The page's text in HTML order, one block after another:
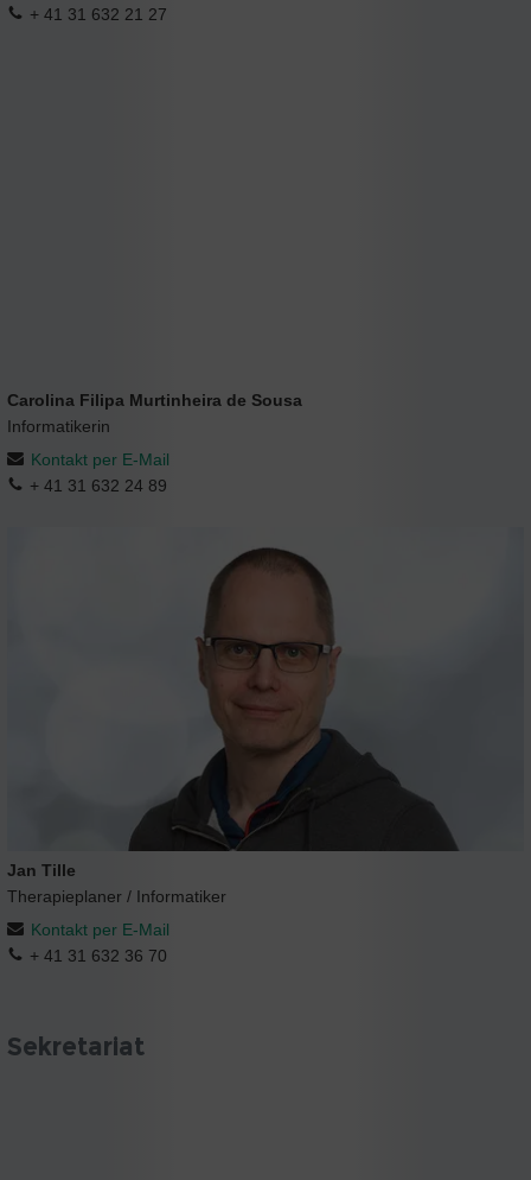
+ 41 31 632 21 27
Carolina Filipa Murtinheira de Sousa
Informatikerin
Kontakt per E-Mail
+ 41 31 632 24 89
Jan Tille
Therapieplaner / Informatiker
Kontakt per E-Mail
+ 41 31 632 36 70
Sekretariat